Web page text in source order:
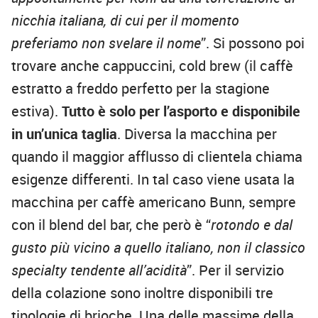
nicchia italiana, di cui per il momento
preferiamo non svelare il nome”. Si possono poi
trovare anche cappuccini, cold brew (il caffè
estratto a freddo perfetto per la stagione
estiva). Tutto è solo per l’asporto e disponibile
in un’unica taglia. Diversa la macchina per
quando il maggior afflusso di clientela chiama
esigenze differenti. In tal caso viene usata la
macchina per caffè americano Bunn, sempre
con il blend del bar, che però è “rotondo e dal
gusto più vicino a quello italiano, non il classico
specialty tendente all’acidità”. Per il servizio
della colazione sono inoltre disponibili tre